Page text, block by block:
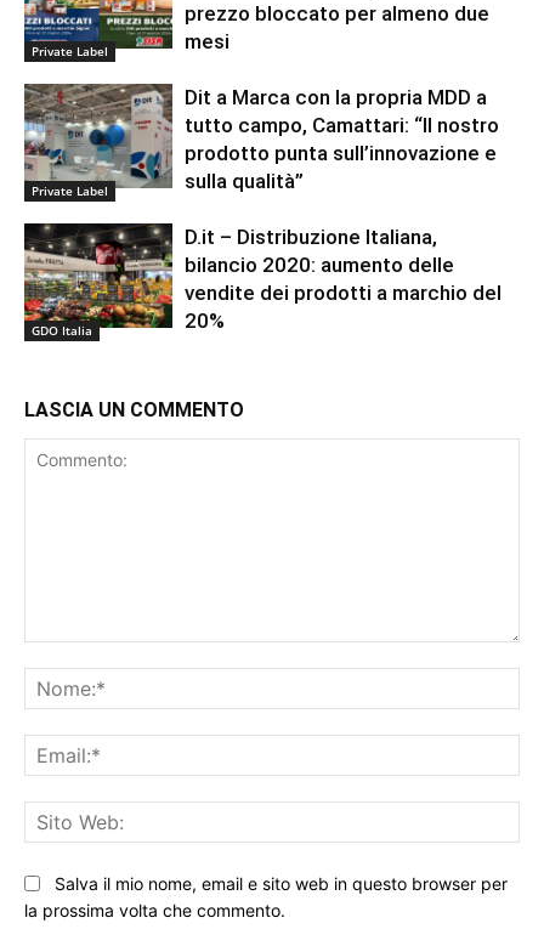
Private Label
prezzo bloccato per almeno due
mesi
Private Label
Dit a Marca con la propria MDD a
tutto campo, Camattari: “Il nostro
prodotto punta sull’innovazione e
sulla qualità”
GDO Italia
D.it – Distribuzione Italiana,
bilancio 2020: aumento delle
vendite dei prodotti a marchio del
20%
LASCIA UN COMMENTO
Salva il mio nome, email e sito web in questo browser per
la prossima volta che commento.